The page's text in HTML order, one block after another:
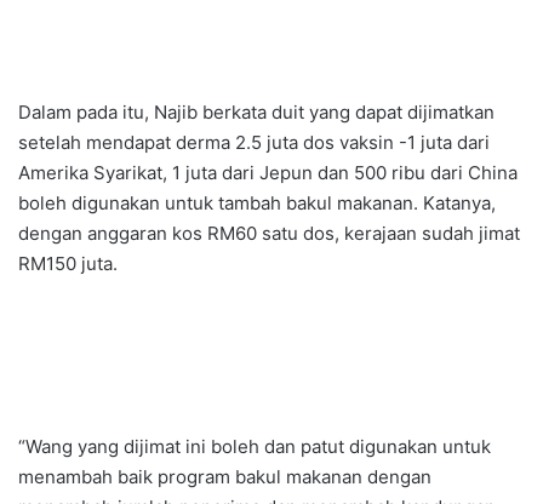
Dalam pada itu, Najib berkata duit yang dapat dijimatkan
setelah mendapat derma 2.5 juta dos vaksin -1 juta dari
Amerika Syarikat, 1 juta dari Jepun dan 500 ribu dari China
boleh digunakan untuk tambah bakul makanan. Katanya,
dengan anggaran kos RM60 satu dos, kerajaan sudah jimat
RM150 juta.
“Wang yang dijimat ini boleh dan patut digunakan untuk
menambah baik program bakul makanan dengan